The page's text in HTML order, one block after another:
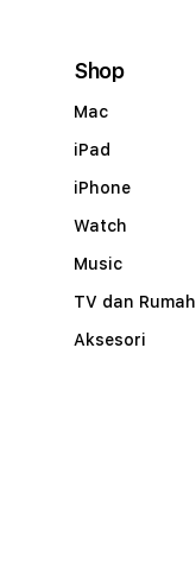
Shop
Mac
iPad
iPhone
Watch
Music
TV dan Rumah
Aksesori